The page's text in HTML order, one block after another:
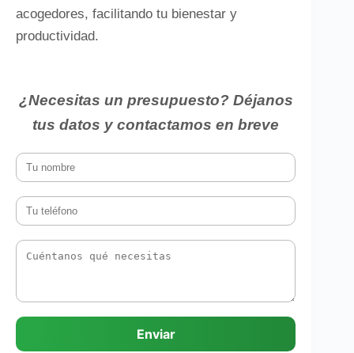
acogedores, facilitando tu bienestar y
productividad.
¿Necesitas un presupuesto? Déjanos
tus datos y contactamos en breve
Enviar